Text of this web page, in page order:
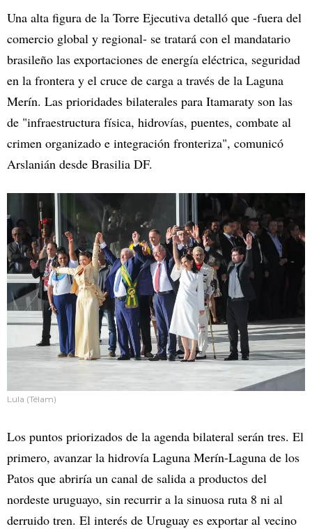
Una alta figura de la Torre Ejecutiva detalló que -fuera del
comercio global y regional- se tratará con el mandatario
brasileño las exportaciones de energía eléctrica, seguridad
en la frontera y el cruce de carga a través de la Laguna
Merín. Las prioridades bilaterales para Itamaraty son las
de "infraestructura física, hidrovías, puentes, combate al
crimen organizado e integración fronteriza", comunicó
Arslanián desde Brasilia DF.
Lula (Télam)
Los puntos priorizados de la agenda bilateral serán tres. El
primero, avanzar la hidrovía Laguna Merín-Laguna de los
Patos que abriría un canal de salida a productos del
nordeste uruguayo, sin recurrir a la sinuosa ruta 8 ni al
derruido tren. El interés de Uruguay es exportar al vecino